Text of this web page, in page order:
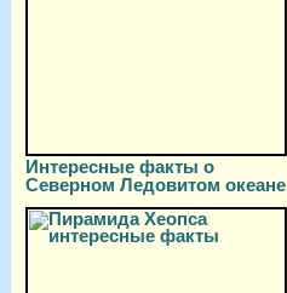
Интересные факты о
Северном Ледовитом океане